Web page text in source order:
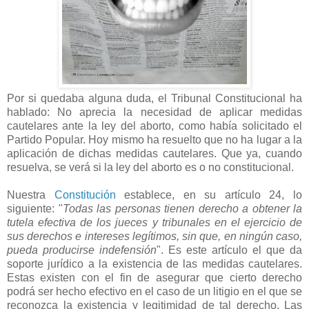
Por si quedaba alguna duda, el Tribunal Constitucional ha
hablado: No aprecia la necesidad de aplicar medidas
cautelares ante la ley del aborto, como había solicitado el
Partido Popular. Hoy mismo ha resuelto que no ha lugar a la
aplicación de dichas medidas cautelares. Que ya, cuando
resuelva, se verá si la ley del aborto es o no constitucional.
Nuestra Constitución establece, en su artículo 24, lo
siguiente: "Todas las personas tienen derecho a obtener la
tutela efectiva de los jueces y tribunales en el ejercicio de
sus derechos e intereses legítimos, sin que, en ningún caso,
pueda producirse indefensión". Es este artículo el que da
soporte jurídico a la existencia de las medidas cautelares.
Estas existen con el fin de asegurar que cierto derecho
podrá ser hecho efectivo en el caso de un litigio en el que se
reconozca la existencia y legitimidad de tal derecho. Las